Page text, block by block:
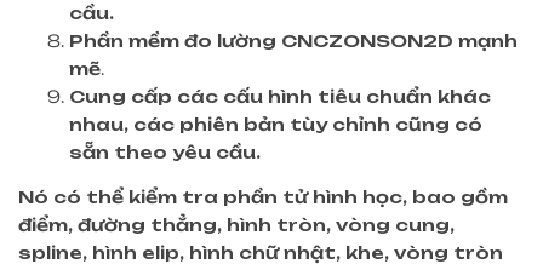
cầu.
Phần mềm đo lường CNCZONSON2D mạnh
mẽ.
Cung cấp các cấu hình tiêu chuẩn khác
nhau, các phiên bản tùy chỉnh cũng có
sẵn theo yêu cầu.
Nó có thể kiểm tra phần tử hình học, bao gồm
điểm, đường thẳng, hình tròn, vòng cung,
spline, hình elip, hình chữ nhật, khe, vòng tròn